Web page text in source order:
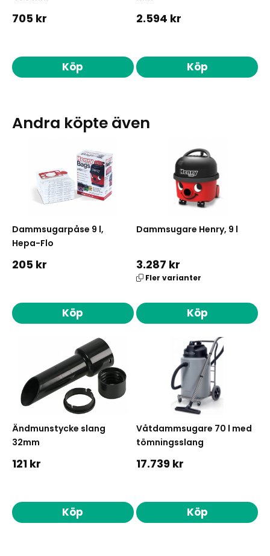
705 kr
Köp
2.594 kr
Köp
Andra köpte även
Dammsugarpåse 9 l,
Hepa-Flo
205 kr
Köp
Dammsugare Henry, 9 l
3.287 kr
Fler varianter
Köp
Ändmunstycke slang
32mm
121 kr
Köp
Våtdammsugare 70 l med
tömningsslang
17.739 kr
Köp